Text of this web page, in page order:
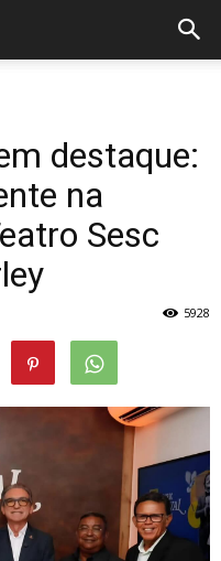
destaque:
na
Sesc
5928